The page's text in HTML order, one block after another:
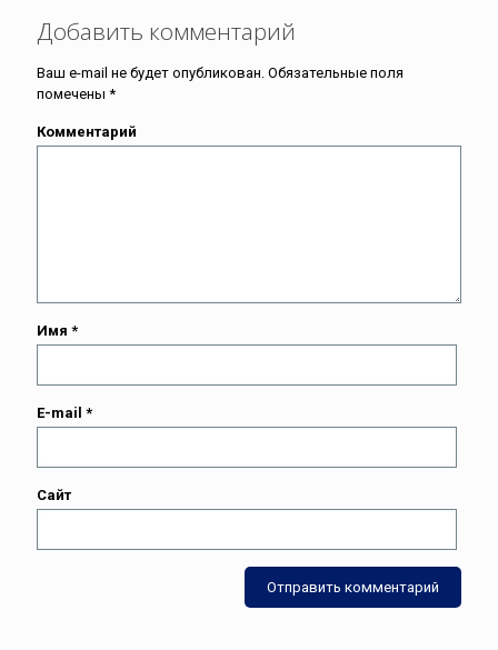
Добавить комментарий
Ваш e-mail не будет опубликован. Обязательные поля
помечены *
Комментарий
Имя *
E-mail *
Сайт